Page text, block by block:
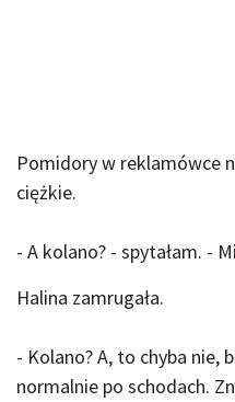
Pomidory w reklamówce
ciężkie.
- A kolano? - spytałam. -
Halina zamrugała.
- Kolano? A, to chyba nie,
normalnie po schodach.